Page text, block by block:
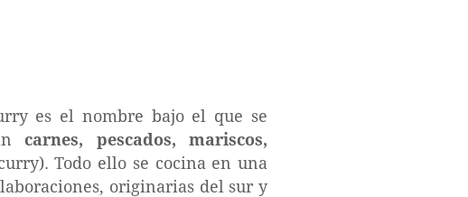
es el nombre bajo el que se
carnes, pescados, mariscos,
Todo ello se cocina en una
originarias del sur y